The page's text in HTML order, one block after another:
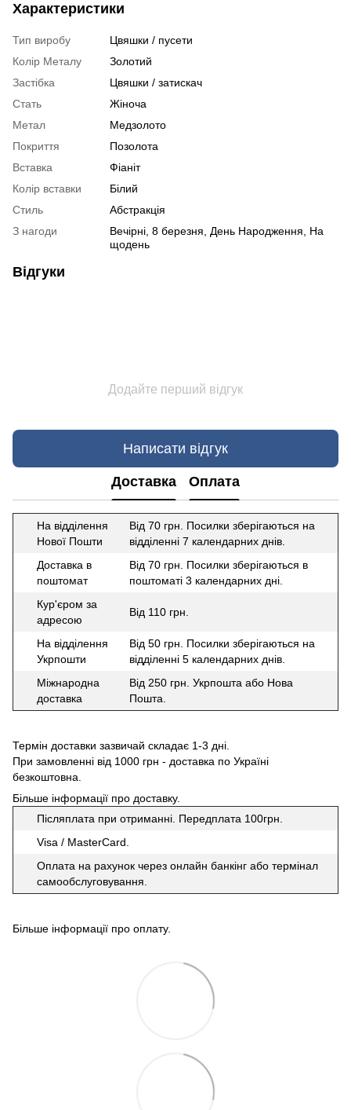
Характеристики
Тип виробу
Цвяшки / пусети
Колір Металу
Золотий
Застібка
Цвяшки / затискач
Стать
Жіноча
Метал
Медзолото
Покриття
Позолота
Вставка
Фіаніт
Колір вставки
Білий
Стиль
Абстракція
З нагоди
Вечірні, 8 березня, День Народження, На
щодень
Відгуки
Додайте перший відгук
Написати відгук
Доставка Оплата
На відділення
Нової Пошти
Від 70 грн. Посилки зберігаються на
відділенні 7 календарних днів.
Доставка в
поштомат
Від 70 грн. Посилки зберігаються в
поштоматі 3 календарних дні.
Кур'єром за
адресою
Від 110 грн.
На відділення
Укрпошти
Від 50 грн. Посилки зберігаються на
відділенні 5 календарних днів.
Міжнародна
доставка
Від 250 грн. Укрпошта або Нова
Пошта.
Термін доставки зазвичай складає 1-3 дні.
При замовленні від 1000 грн - доставка по Україні
безкоштовна.
Більше інформації про доставку.
Післяплата при отриманні. Передплата 100грн.
Visa / MasterCard.
Оплата на рахунок через онлайн банкінг або термінал
самообслуговування.
Більше інформації про оплату.